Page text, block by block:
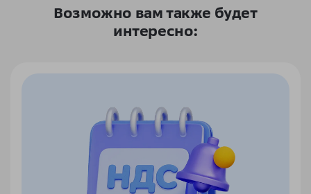
Возможно вам также будет
интересно: